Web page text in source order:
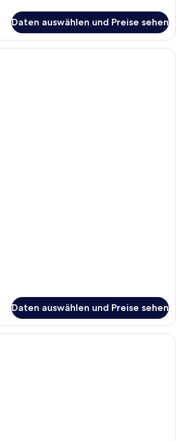
Daten auswählen und Preise sehen
Daten auswählen und Preise sehen